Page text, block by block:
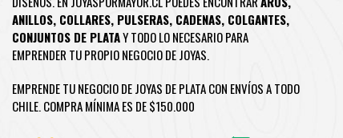
ANILLOS, COLLARES, PULSERAS, CADENAS, COLGANTES,
CONJUNTOS DE PLATAY TODO LO NECESARIO PARA
EMPRENDER TU PROPIO NEGOCIO DE JOYAS.
EMPRENDE TU NEGOCIO DE JOYAS DE PLATA CON ENVÍOS A TODO
CHILE. COMPRA MÍNIMA ES DE $150.000